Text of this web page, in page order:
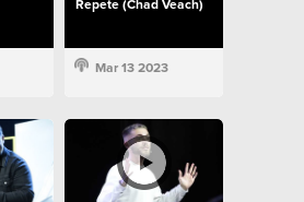
Repete (Chad Veach)
Mar 13 2023